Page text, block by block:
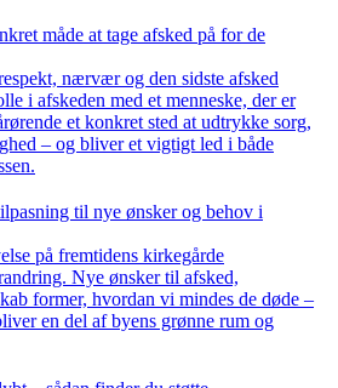
måde at tage afsked på for de
nærvær og den sidste afsked
i afskeden med et menneske, der er
et konkret sted at udtrykke sorg,
– og bliver et vigtigt led i både
til nye ønsker og behov i
på fremtidens kirkegårde
Nye ønsker til afsked,
former, hvordan vi mindes de døde –
en del af byens grønne rum og